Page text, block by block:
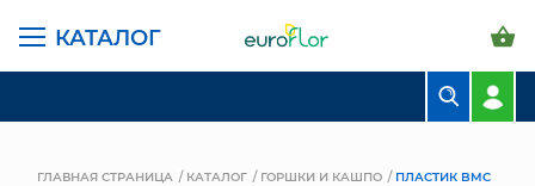
КАТАЛОГ
ГЛАВНАЯ СТРАНИЦА КАТАЛОГ ГОРШКИ И КАШПО ПЛАСТИК BMC